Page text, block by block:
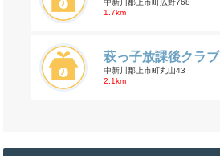
中新川郡上市町広野768
1.7km
萩っ子放課後クラブ
中新川郡上市町丸山43
2.1km